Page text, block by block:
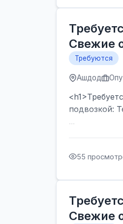
Свежие
Требуются
Ашдод
подвозкой:
...
55
Свежие